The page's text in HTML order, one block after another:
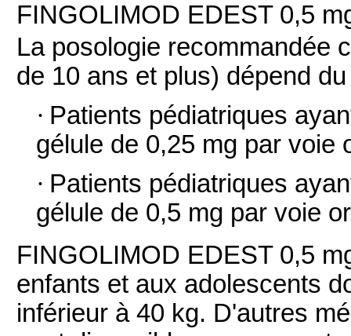
FINGOLIMOD EDEST 0,5
La posologie recommandée
de 10 ans et plus) dépend
· Patients pédiatriques
gélule de 0,25 mg par voie
· Patients pédiatriques
gélule de 0,5 mg par voie
FINGOLIMOD EDEST 0,5
enfants et aux adolescents
inférieur à 40 kg. D'autres